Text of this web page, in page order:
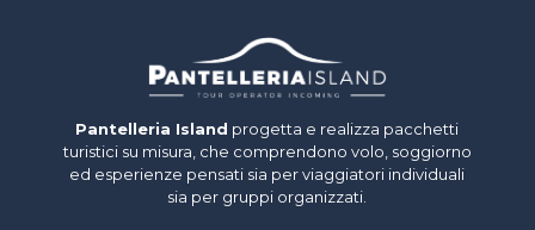
Pantelleria Island progetta e realizza pacchetti
turistici su misura, che comprendono volo, soggiorno
ed esperienze pensati sia per viaggiatori individuali
sia per gruppi organizzati.